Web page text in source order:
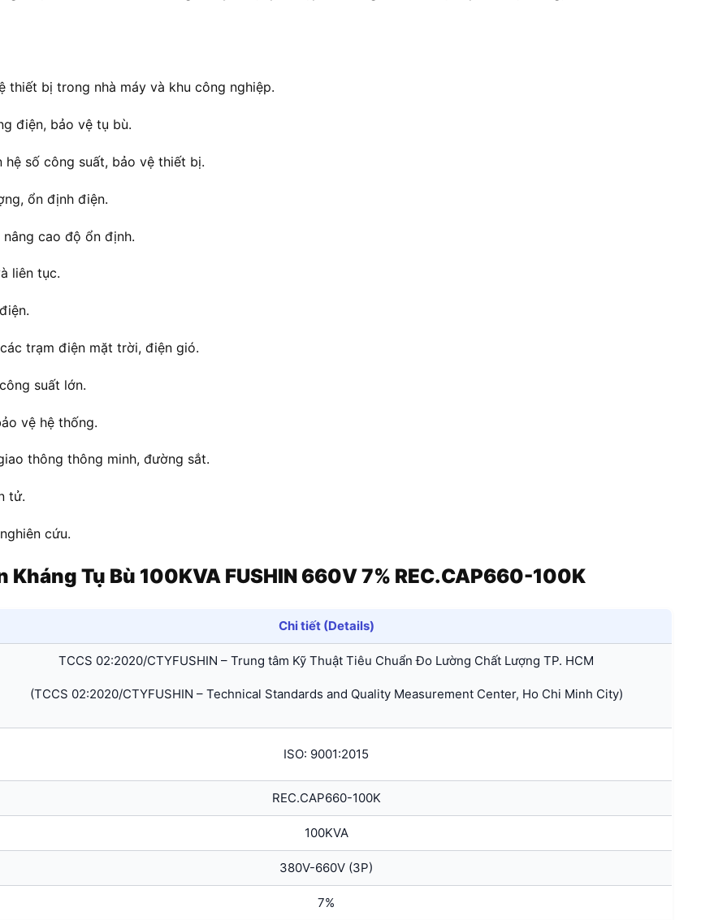
thiết bị trong nhà máy và khu công nghiệp.
điện, bảo vệ tụ bù.
hệ số công suất, bảo vệ thiết bị.
ổn định điện.
cao độ ổn định.
liên tục.
trạm điện mặt trời, điện gió.
suất lớn.
vệ hệ thống.
thông thông minh, đường sắt.
tử.
cứu.
Kháng Tụ Bù 100KVA FUSHIN 660V 7% REC.CAP660-100K
Chi tiết (Details)
TCCS 02:2020/CTYFUSHIN – Trung tâm Kỹ Thuật Tiêu Chuẩn Đo Lường Chất Lượng TP. HCM
(TCCS 02:2020/CTYFUSHIN – Technical Standards and Quality Measurement Center, Ho Chi Minh City)
ISO: 9001:2015
REC.CAP660-100K
100KVA
380V-660V (3P)
7%